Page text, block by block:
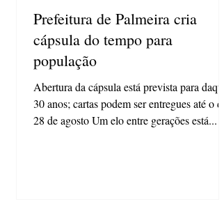
Prefeitura de Palmeira cria
cápsula do tempo para
população
Abertura da cápsula está prevista para daqui
30 anos; cartas podem ser entregues até o dia
28 de agosto Um elo entre gerações está...